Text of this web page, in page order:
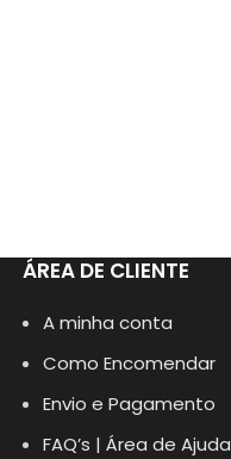
ÁREA DE CLIENTE
A minha conta
Como Encomendar
Envio e Pagamento
FAQ’s | Área de Ajuda